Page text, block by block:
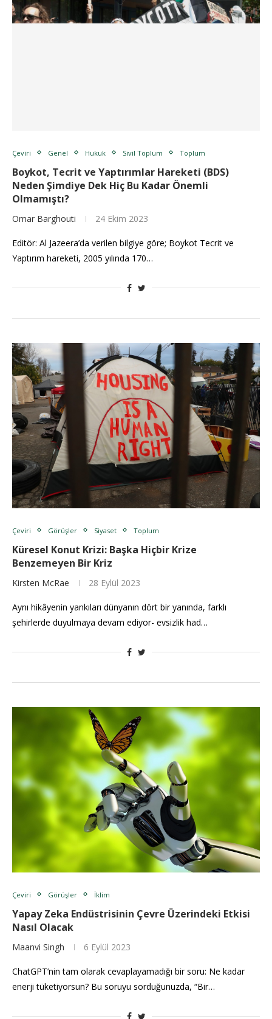
Çeviri Genel Hukuk Sivil Toplum Toplum
Boykot, Tecrit ve Yaptırımlar Hareketi (BDS)
Neden Şimdiye Dek Hiç Bu Kadar Önemli
Olmamıştı?
Omar Barghouti 24 Ekim 2023
Editör: Al Jazeera’da verilen bilgiye göre; Boykot Tecrit ve
Yaptırım hareketi, 2005 yılında 170…
Çeviri Görüşler Siyaset Toplum
Küresel Konut Krizi: Başka Hiçbir Krize
Benzemeyen Bir Kriz
Kirsten McRae 28 Eylül 2023
Aynı hikâyenin yankıları dünyanın dört bir yanında, farklı
şehirlerde duyulmaya devam ediyor- evsizlik had…
Çeviri Görüşler İklim
Yapay Zeka Endüstrisinin Çevre Üzerindeki Etkisi
Nasıl Olacak
Maanvi Singh 6 Eylül 2023
ChatGPT’nin tam olarak cevaplayamadığı bir soru: Ne kadar
enerji tüketiyorsun? Bu soruyu sorduğunuzda, “Bir…